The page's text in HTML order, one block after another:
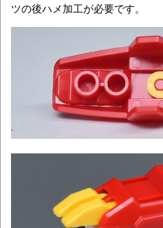
ツの後ハメ加工が必要です。